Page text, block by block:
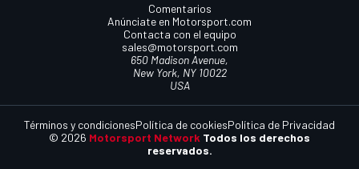
Comentarios
Anúnciate en Motorsport.com
Contacta con el equipo
sales@motorsport.com
650 Madison Avenue,
New York, NY 10022
USA
© 2026 Motorsport Network Todos los derechos
reservados.
Términos y condicionesPolítica de cookiesPolítica de Privacidad